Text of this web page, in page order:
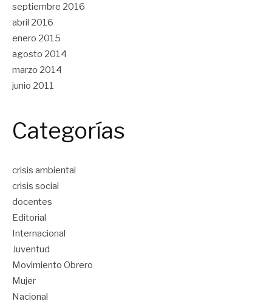
septiembre 2016
abril 2016
enero 2015
agosto 2014
marzo 2014
junio 2011
Categorías
crisis ambiental
crisis social
docentes
Editorial
Internacional
Juventud
Movimiento Obrero
Mujer
Nacional